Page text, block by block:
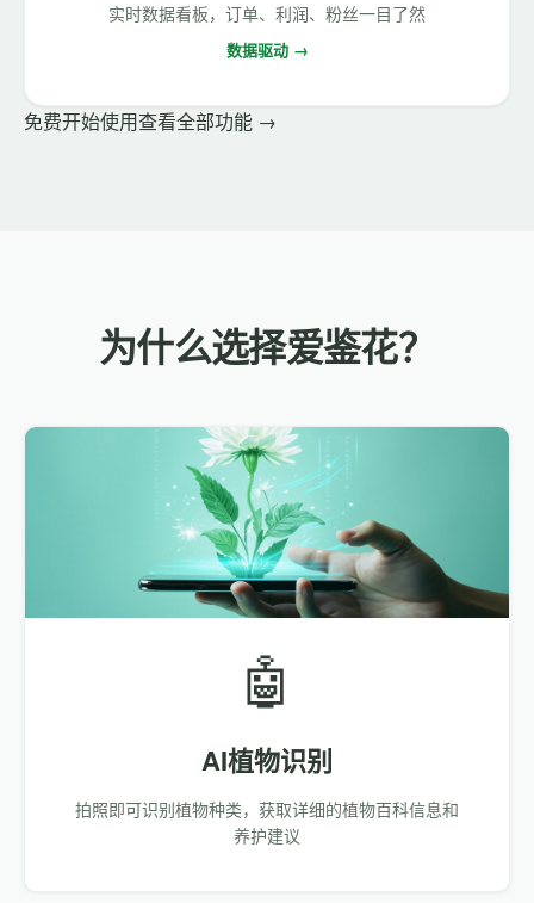
实时数据看板，订单、利润、粉丝一目了然
数据驱动 →
免费开始使用查看全部功能 →
为什么选择爱鉴花？
🤖
AI植物识别
拍照即可识别植物种类，获取详细的植物百科信息和
养护建议